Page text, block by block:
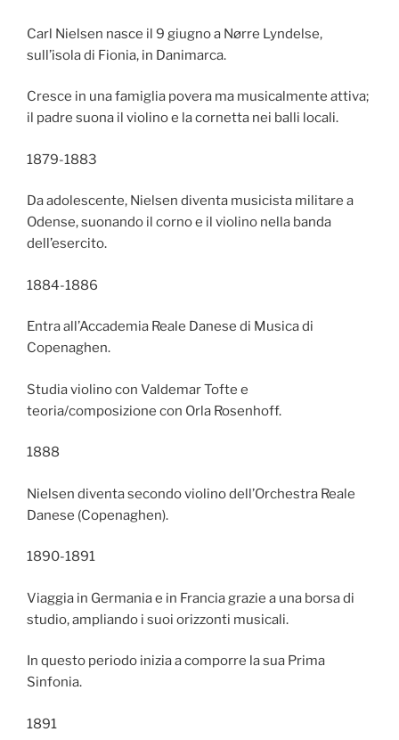
Carl Nielsen nasce il 9 giugno a Nørre Lyndelse,
sull’isola di Fionia, in Danimarca.
Cresce in una famiglia povera ma musicalmente attiva;
il padre suona il violino e la cornetta nei balli locali.
1879-1883
Da adolescente, Nielsen diventa musicista militare a
Odense, suonando il corno e il violino nella banda
dell’esercito.
1884-1886
Entra all’Accademia Reale Danese di Musica di
Copenaghen.
Studia violino con Valdemar Tofte e
teoria/composizione con Orla Rosenhoff.
1888
Nielsen diventa secondo violino dell’Orchestra Reale
Danese (Copenaghen).
1890-1891
Viaggia in Germania e in Francia grazie a una borsa di
studio, ampliando i suoi orizzonti musicali.
In questo periodo inizia a comporre la sua Prima
Sinfonia.
1891